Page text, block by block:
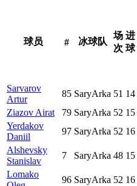
球员 # 冰球队
场
次
进
球
Sarvarov
Artur
85 SaryArka 51 14
Ziazov Airat
79 SaryArka 52 15
Yerdakov
Daniil
97 SaryArka 52 16
Alshevsky
Stanislav
7 SaryArka 48 15
Lomako
96 SaryArka 52 16